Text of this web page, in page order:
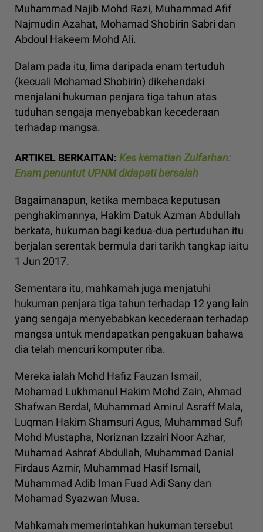
Muhammad Najib Mohd Razi, Muhammad Afif
Najmudin Azahat, Mohamad Shobirin Sabri dan
Abdoul Hakeem Mohd Ali.
Dalam pada itu, lima daripada enam tertuduh
(kecuali Mohamad Shobirin) dikehendaki
menjalani hukuman penjara tiga tahun atas
tuduhan sengaja menyebabkan kecederaan
terhadap mangsa.
ARTIKEL BERKAITAN: Kes kematian Zulfarhan:
Enam penuntut UPNM didapati bersalah
Bagaimanapun, ketika membaca keputusan
penghakimannya, Hakim Datuk Azman Abdullah
berkata, hukuman bagi kedua-dua pertuduhan itu
berjalan serentak bermula dari tarikh tangkap iaitu
1 Jun 2017.
Sementara itu, mahkamah juga menjatuhi
hukuman penjara tiga tahun terhadap 12 yang lain
yang sengaja menyebabkan kecederaan terhadap
mangsa untuk mendapatkan pengakuan bahawa
dia telah mencuri komputer riba.
Mereka ialah Mohd Hafiz Fauzan Ismail,
Mohamad Lukhmanul Hakim Mohd Zain, Ahmad
Shafwan Berdal, Muhammad Amirul Asraff Mala,
Luqman Hakim Shamsuri Agus, Muhammad Sufi
Mohd Mustapha, Noriznan Izzairi Noor Azhar,
Muhamad Ashraf Abdullah, Muhammad Danial
Firdaus Azmir, Muhammad Hasif Ismail,
Muhammad Adib Iman Fuad Adi Sany dan
Mohamad Syazwan Musa.
Mahkamah memerintahkan hukuman tersebut